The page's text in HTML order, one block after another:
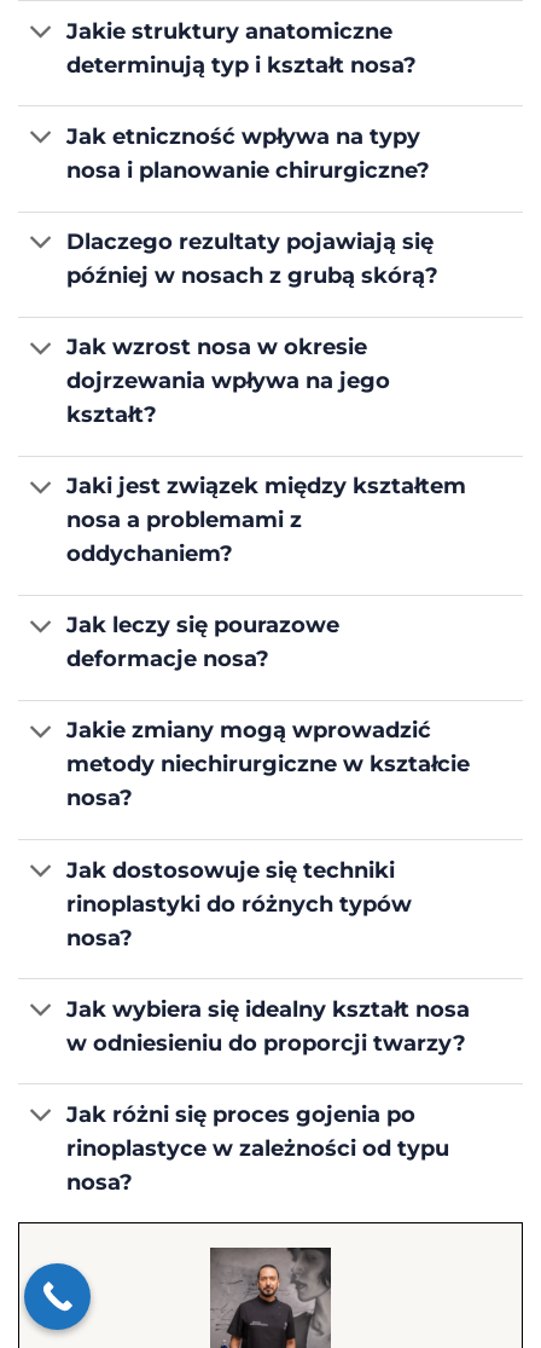
Jakie struktury anatomiczne
determinują typ i kształt nosa?
Jak etniczność wpływa na typy
nosa i planowanie chirurgiczne?
Dlaczego rezultaty pojawiają się
później w nosach z grubą skórą?
Jak wzrost nosa w okresie
dojrzewania wpływa na jego
kształt?
Jaki jest związek między kształtem
nosa a problemami z
oddychaniem?
Jak leczy się pourazowe
deformacje nosa?
Jakie zmiany mogą wprowadzić
metody niechirurgiczne w kształcie
nosa?
Jak dostosowuje się techniki
rinoplastyki do różnych typów
nosa?
Jak wybiera się idealny kształt nosa
w odniesieniu do proporcji twarzy?
Jak różni się proces gojenia po
rinoplastyce w zależności od typu
nosa?